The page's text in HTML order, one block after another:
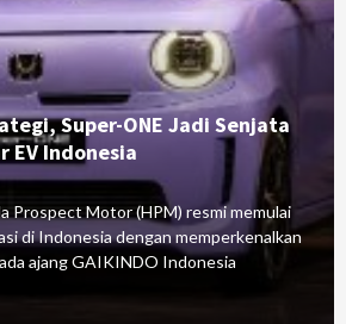
Super-ONE Jadi Senjata
EV Indonesia
Prospect Motor (HPM) resmi memulai
di Indonesia dengan memperkenalkan
ajang GAIKINDO Indonesia